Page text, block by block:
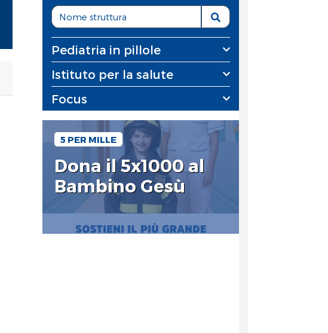
Pediatria in pillole
Istituto per la salute
Focus
5 PER MILLE
Dona il 5x1000 al
Bambino Gesù